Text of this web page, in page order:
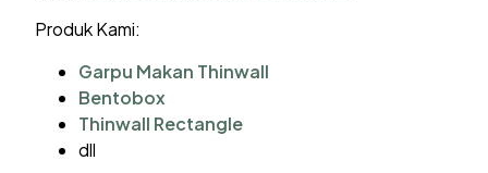
Produk Kami:
Garpu Makan Thinwall
Bentobox
Thinwall Rectangle
dll